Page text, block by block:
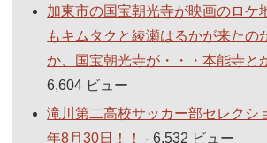
加東市の国宝朝光寺が映画のロケ
もキムタクと綾瀬はるかが来たの
か、国宝朝光寺が・・・本能寺と
6,604 ビュー
滝川第二高校サッカー部セレク
年8月30日！！
- 6,532 ビュー